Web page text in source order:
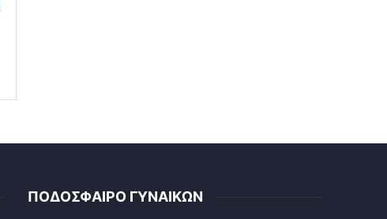
ΠΟΔΟΣΦΑΙΡΟ ΓΥΝΑΙΚΩΝ